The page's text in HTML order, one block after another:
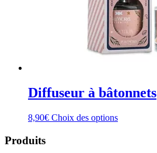
Diffuseur à bâtonnets
8,90€ Choix des optionsCe
Produits